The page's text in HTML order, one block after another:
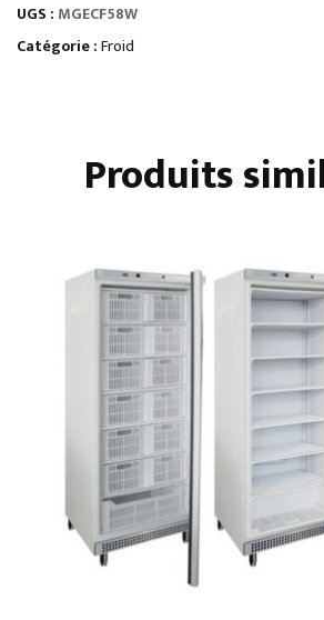
GLACONS
CREUX
UGS : MGECF58W
Catégorie :Froid
Produits